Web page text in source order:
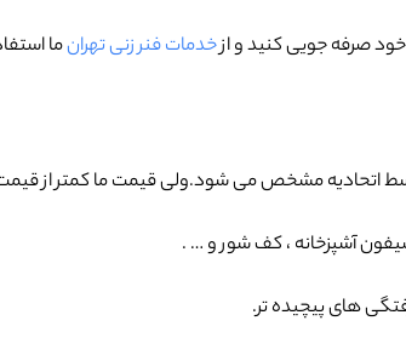
صرفه جویی کنید و ازخدمات فنر زنی تهرانما
اتحادیه مشخص می شود.ولی قیمت ما کمتر از
آشپزخانه ، کف شور و … .
های پیچیده تر.